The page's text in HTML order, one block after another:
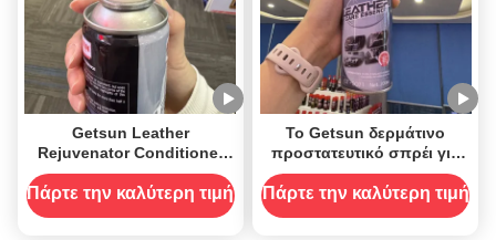
Getsun Leather
Rejuvenator Conditioner
Care Spray
Πάρτε την καλύτερη τιμή
Το Getsun δερμάτινο
προστατευτικό σπρέι για
την προστασία του
εσωτερικού
Πάρτε την καλύτερη τιμή